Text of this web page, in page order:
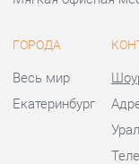
Пн -
©